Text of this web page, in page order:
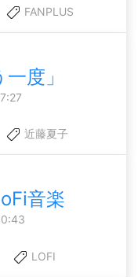
FANPLUS
度」
近藤夏子
音楽
LOFI